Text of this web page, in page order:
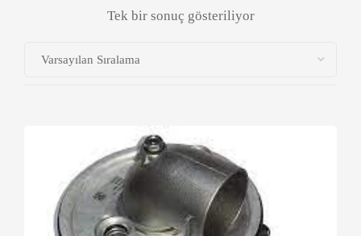
Tek bir sonuç gösteriliyor